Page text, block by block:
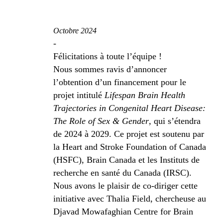
Octobre 2024
-
Félicitations à toute l’équipe !
Nous sommes ravis d’annoncer
l’obtention d’un financement pour le
projet intitulé Lifespan Brain Health
Trajectories in Congenital Heart Disease:
The Role of Sex & Gender, qui s’étendra
de 2024 à 2029. Ce projet est soutenu par
la Heart and Stroke Foundation of Canada
(HSFC), Brain Canada et les Instituts de
recherche en santé du Canada (IRSC).
Nous avons le plaisir de co-diriger cette
initiative avec Thalia Field, chercheuse au
Djavad Mowafaghian Centre for Brain